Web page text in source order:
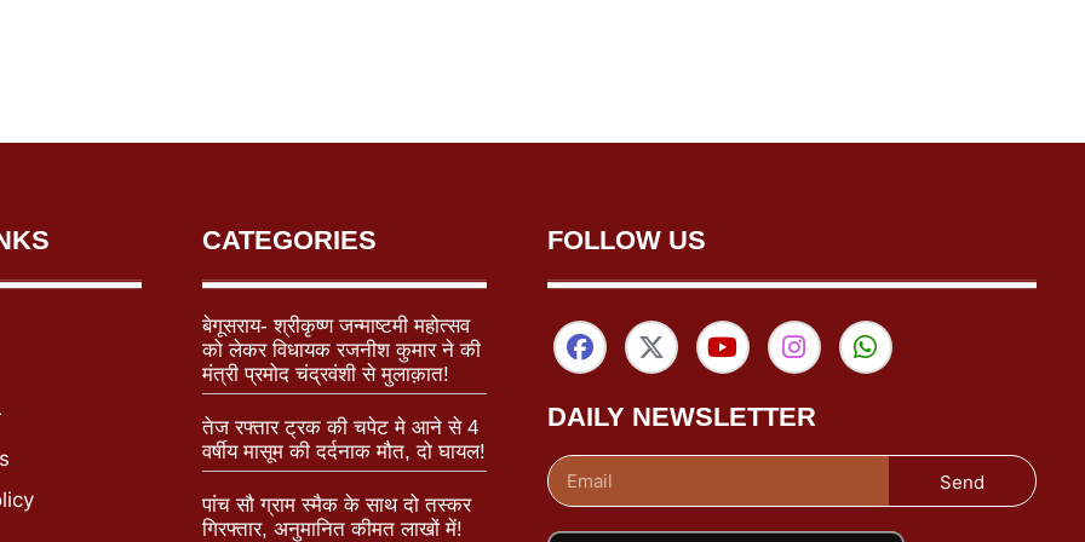
CATEGORIES
बेगूसराय- श्रीकृष्ण जन्माष्टमी महोत्सव
को लेकर विधायक रजनीश कुमार ने की
मंत्री प्रमोद चंद्रवंशी से मुलाक़ात!
तेज रफ्तार ट्रक की चपेट मे आने से 4
वर्षीय मासूम की दर्दनाक मौत, दो घायल!
पांच सौ ग्राम स्मैक के साथ दो तस्कर
गिरफ्तार, अनुमानित कीमत लाखों में!
FOLLOW US
DAILY NEWSLETTER
Send